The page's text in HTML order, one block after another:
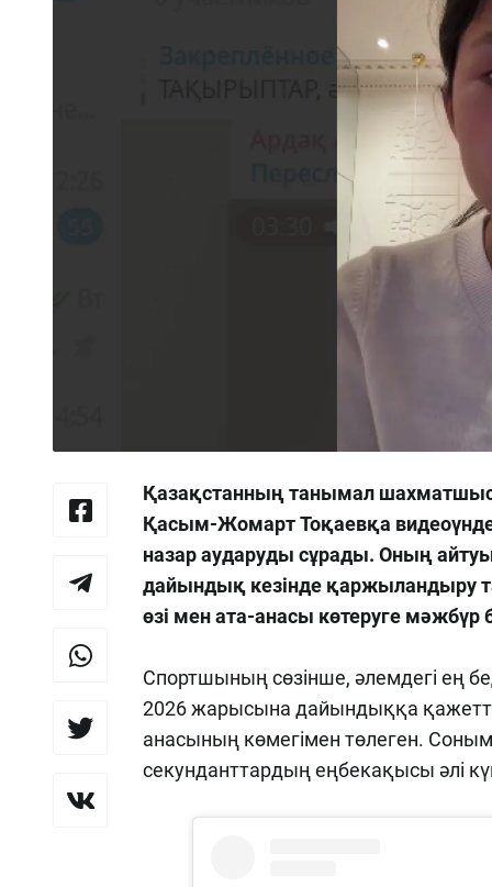
Қазақстанның танымал
Қасым-Жомарт Тоқаевқа
назар аударуды сұрады. Оның
дайындық кезінде қаржыландыру
өзі мен ата-анасы көтеруге мәжбүр
Спортшының сөзінше, әлемдегі ең
2026 жарысына дайындыққа
анасының көмегімен төлеген.
секунданттардың еңбекақысы әлі